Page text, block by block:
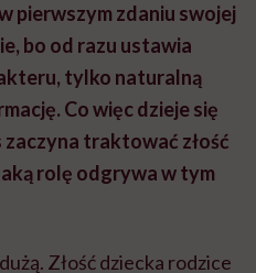
pierwszym zdaniu swojej
bo od razu ustawia
tylko naturalną
Co więc dzieje się
zaczyna traktować złość
rolę odgrywa w tym
Złość dziecka rodzice